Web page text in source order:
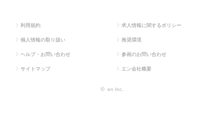
利用規約 求人情報に関するポリシー
個人情報の取り扱い 推奨環境
ヘルプ・お問い合わせ 参画のお問い合わせ
サイトマップ エン会社概要
© en Inc.